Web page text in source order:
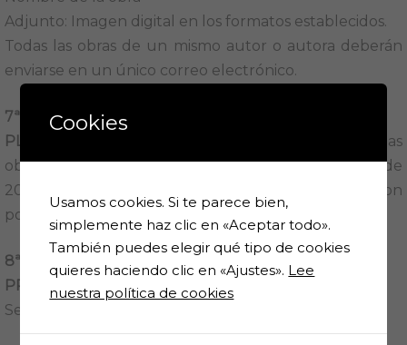
Adjunto: Imagen digital en los formatos establecidos.
Todas las obras de un mismo autor o autora deberán
enviarse en un único correo electrónico.
7ª
PLAZO DE ADMISIÓN:
El plazo para presentar las
obras estará abierto del 8 de abril al 31 de julio de
2023. No se admitirán obras presentadas con
posterioridad a esta fecha.
8ª
PREMIOS:
Se concederán 3 premios en cada categoría
Cookies
Usamos cookies. Si te parece bien,
simplemente haz clic en «Aceptar todo».
También puedes elegir qué tipo de cookies
quieres haciendo clic en «Ajustes». Lee
nuestra política de cookies